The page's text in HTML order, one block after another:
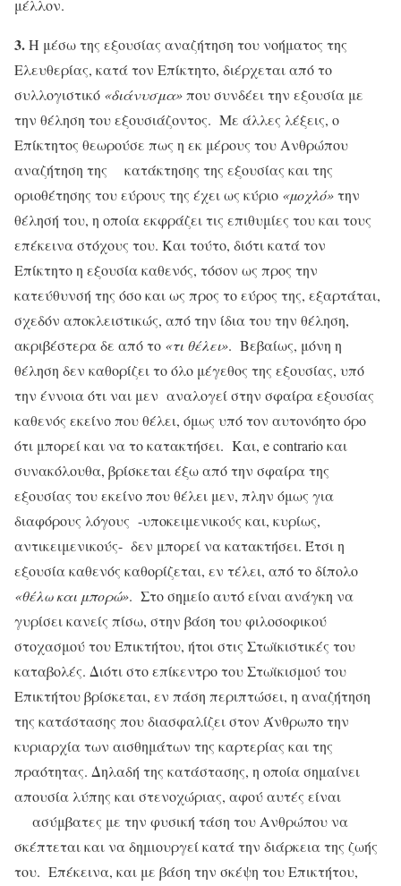
μέλλον.
3.Η μέσω της εξουσίας αναζήτηση του νοήματος της
Ελευθερίας, κατά τον Επίκτητο, διέρχεται από το
συλλογιστικό «διάνυσμα»που συνδέει την εξουσία με
την θέληση του εξουσιάζοντος. Με άλλες λέξεις, ο
Επίκτητος θεωρούσε πως η εκ μέρους του Ανθρώπου
αναζήτηση της κατάκτησης της εξουσίας και της
οριοθέτησης του εύρους της έχει ως κύριο «μοχλό»την
θέλησή του, η οποία εκφράζει τις επιθυμίες του και τους
επέκεινα στόχους του. Και τούτο, διότι κατά τον
Επίκτητο η εξουσία καθενός, τόσον ως προς την
κατεύθυνσή της όσο και ως προς το εύρος της, εξαρτάται,
σχεδόν αποκλειστικώς, από την ίδια του την θέληση,
ακριβέστερα δε από το «τι θέλει». Βεβαίως, μόνη η
θέληση δεν καθορίζει το όλο μέγεθος της εξουσίας, υπό
την έννοια ότι ναι μεν αναλογεί στην σφαίρα εξουσίας
καθενός εκείνο που θέλει, όμως υπό τον αυτονόητο όρο
ότι μπορεί και να το κατακτήσει. Και, e contrario και
συνακόλουθα, βρίσκεται έξω από την σφαίρα της
εξουσίας του εκείνο που θέλει μεν, πλην όμως για
διαφόρους λόγους -υποκειμενικούς και, κυρίως,
αντικειμενικούς- δεν μπορεί να κατακτήσει. Έτσι η
εξουσία καθενός καθορίζεται, εν τέλει, από το δίπολο
«θέλω και μπορώ». Στο σημείο αυτό είναι ανάγκη να
γυρίσει κανείς πίσω, στην βάση του φιλοσοφικού
στοχασμού του Επικτήτου, ήτοι στις Στωϊκιστικές του
καταβολές. Διότι στο επίκεντρο του Στωϊκισμού του
Επικτήτου βρίσκεται, εν πάση περιπτώσει, η αναζήτηση
της κατάστασης που διασφαλίζει στον Άνθρωπο την
κυριαρχία των αισθημάτων της καρτερίας και της
πραότητας. Δηλαδή της κατάστασης, η οποία σημαίνει
απουσία λύπης και στενοχώριας, αφού αυτές είναι
ασύμβατες με την φυσική τάση του Ανθρώπου να
σκέπτεται και να δημιουργεί κατά την διάρκεια της ζωής
του. Επέκεινα, και με βάση την σκέψη του Επικτήτου,